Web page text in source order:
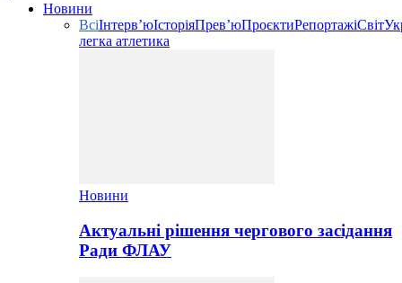
Новини
ВсіІнтерв’юІсторіяПрев’юПроєктиРепортажіСвіт
легка атлетика
Новини
Актуальні рішення чергового засідання
Ради ФЛАУ